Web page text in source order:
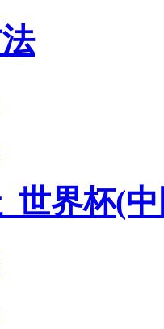
世界杯(